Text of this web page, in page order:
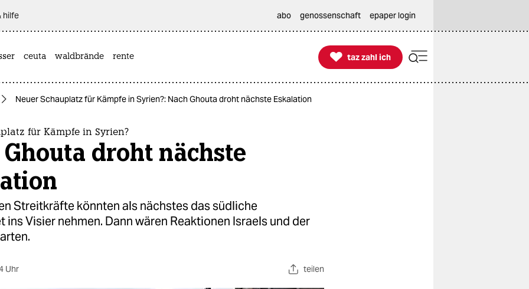
hilfe abo genossenschaft epaper login
ceuta waldbrände rente 
taz zahl ich
taz zahl ich
Neuer Schauplatz für Kämpfe in Syrien?: Nach Ghouta droht nächste Eskalation
für Kämpfe in Syrien?
droht nächste
Streitkräfte könnten als nächstes das südliche
ins Visier nehmen. Dann wären Reaktionen Israels und der
Uhr teilen